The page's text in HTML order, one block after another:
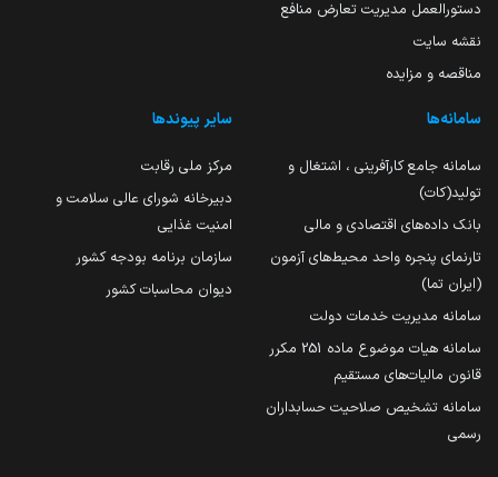
دستورالعمل مدیریت تعارض منافع
نقشه سایت
مناقصه و مزایده
سامانه‌ها
سامانه جامع کارآفرینی ، اشتغال و
تولید(کات)
بانک داده‌های اقتصادی و مالی
تارنمای پنجره واحد محیط‌های آزمون
(ایران تما)
سامانه مدیریت خدمات دولت
سامانه هیات موضوع ماده 251 مکرر
قانون مالیات‌های مستقیم
سامانه تشخیص صلاحیت حسابداران
رسمی
سایر پیوندها
مرکز ملی رقابت
دبیرخانه شورای عالی سلامت و
امنیت غذایی
سازمان برنامه بودجه کشور
دیوان محاسبات کشور